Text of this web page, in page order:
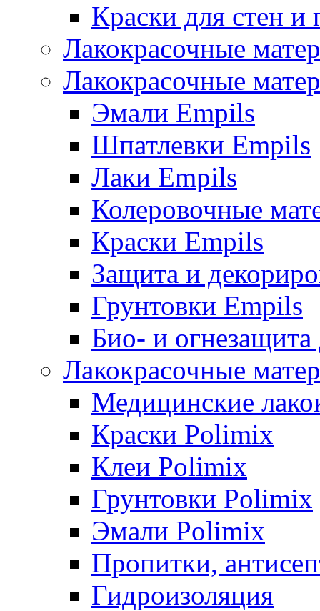
Краски для стен и
Лакокрасочные
Лакокрасочные
Эмали Empils
Шпатлевки Empils
Лаки Empils
Колеровочные
Краски Empils
Защита и
Грунтовки Empils
Био- и
Лакокрасочные
Медицинские
Краски Polimix
Клеи Polimix
Грунтовки Polimix
Эмали Polimix
Пропитки,
Гидроизоляция